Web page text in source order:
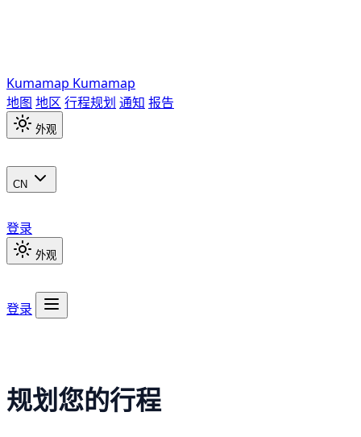
Kumamap Kumamap
地图 地区 行程规划 通知 报告
外观
CN
登录
外观
登录
规划您的行程